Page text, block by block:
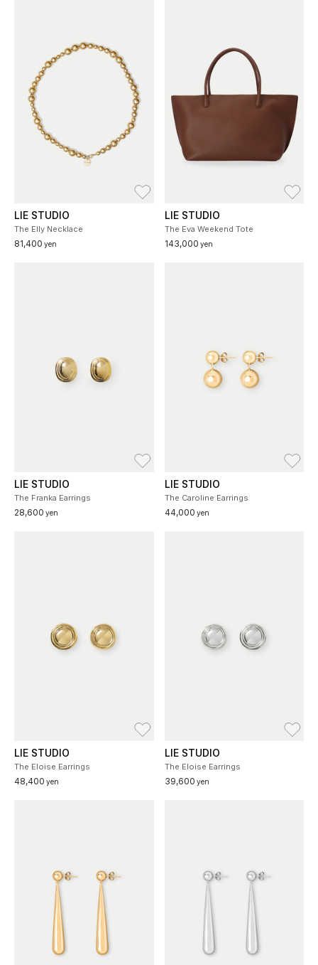
LIE STUDIO
The Elly Necklace
81,400 yen
LIE STUDIO
The Eva Weekend Tote
143,000 yen
LIE STUDIO
The Franka Earrings
28,600 yen
LIE STUDIO
The Caroline Earrings
44,000 yen
LIE STUDIO
The Eloise Earrings
48,400 yen
LIE STUDIO
The Eloise Earrings
39,600 yen